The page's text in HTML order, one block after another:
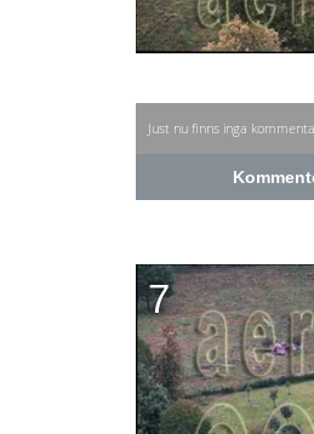
Just nu finns inga
7